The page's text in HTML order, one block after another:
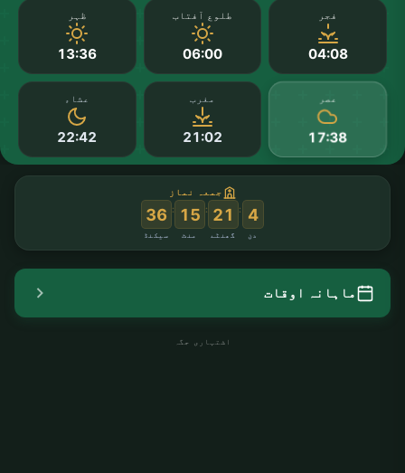
فجر
04:08
طلوع آفتاب
06:00
ظہر
13:36
عصر
17:38
مغرب
21:02
عشاء
22:42
جمعہ نماز
4
دن
:
21
گھنٹے
:
15
منٹ
:
35
سیکنڈ
ماہانہ اوقات
اشتہاری جگہ